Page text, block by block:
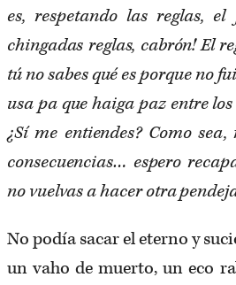
es, respetando las reglas, el
chingadas reglas, cabrón! El
tú no sabes qué es porque no
usa pa que haiga paz entre
¿Sí me entiendes? Como
consecuencias… espero
no vuelvas a hacer otra
No podía sacar el eterno y
un vaho de muerto, un eco